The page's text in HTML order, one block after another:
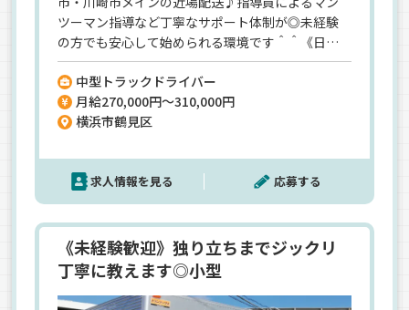
ツーマン指導など丁寧なサポート体制が◎未経験
の方でも安心して始められる環境です＾＾《日勤
のみ／年間休日実質120日／有休消化のしやすさバ
ツグン》プライベートも大事にできます♪【最近
本格的に配送事業をスタートさせた大黒営業所】
ここから事業を拡大していくために新しく仲間を
イミングにもピッタリです！
中型トラックドライバー
月給270,000円～310,000円
横浜市鶴見区
求人情報を見る 応募する
《未経験歓迎》独り立ちまでジックリ
丁寧に教えます◎小型